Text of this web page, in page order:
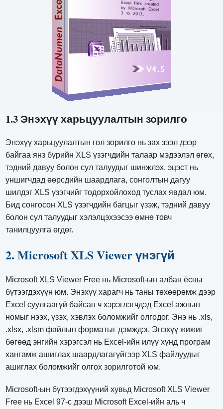
1.3 Энэхүү харьцуулалтын зорилго
Энэхүү харьцуулалтын гол зорилго нь зах зээл дээр
байгаа янз бүрийн XLS үзэгчдийн талаар мэдээлэл өгөх,
тэдний давуу болон сул талуудыг шинжлэх, эцэст нь
уншигчдад өөрсдийн шаардлага, сонголтын дагуу
шилдэг XLS үзэгчийг тодорхойлоход туслах явдал юм.
Бид сонгосон XLS үзэгчдийн багцыг үзэж, тэдний давуу
болон сул талуудыг хэлэлцэхээсээ өмнө товч
танилцуулга өгдөг.
2. Microsoft XLS Viewer үнэгүй
Microsoft XLS Viewer Free нь Microsoft-ын албан ёсны
бүтээгдэхүүн юм. Энэхүү харагч нь таны төхөөрөмж дээр
Excel суулгаагүй байсан ч хэрэглэгчдэд Excel ажлын
номыг нээх, үзэх, хэвлэх боломжийг олгодог. Энэ нь .xls,
.xlsx, .xlsm файлын форматыг дэмждэг. Энэхүү жижиг
бөгөөд энгийн хэрэгсэл нь Excel-ийн илүү хүнд програм
хангамж ашиглах шаардлагагүйгээр XLS файлуудыг
ашиглах боломжийг олгох зорилготой юм.
Microsoft-ын бүтээгдэхүүний хувьд Microsoft XLS Viewer
Free нь Excel 97-с дээш Microsoft Excel-ийн аль ч